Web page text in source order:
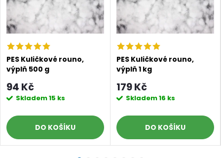
PES Kuličkové rouno,
výplň 500 g
94 Kč
Skladem15 ks
DO KOŠÍKU
PES Kuličkové rouno,
výplň 1 kg
179 Kč
Skladem16 ks
DO KOŠÍKU